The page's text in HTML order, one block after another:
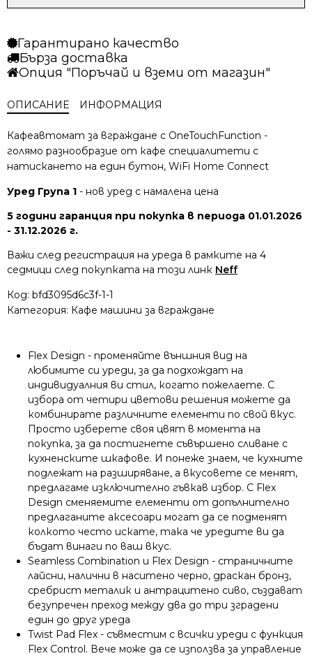
NEFF
CL9TX11Y0
Гарантирано качество
Бърза доставка
Опция "Поръчай и вземи от магазин"
ОПИСАНИЕ ИНФОРМАЦИЯ
Кафеавтомат за вграждане с OneTouchFunction -
голямо разнообразие от кафе специалитети с
натискането на един бутон, WiFi Home Connect
Уред Група 1 - нов уред с намалена цена
5 години гаранция при покупка в периода 01.01.2026
- 31.12.2026 г.
Важи след регистрация на уреда в рамките на 4
седмици след покупката на този линк Neff
Код: bfd3095d6c3f-1-1
Категория: Кафе машини за вграждане
Flex Design - променяйте външния вид на
любимите си уреди, за да подхождат на
индивидуалния ви стил, когато пожелаете. С
избора от четири цветови решения можете да
комбинирате различните елементи по свой вкус.
Просто изберете своя цвят в момента на
покупка, за да постигнете съвършено сливане с
кухненските шкафове. И понеже знаем, че кухните
подлежат на разширяване, а вкусовете се менят,
предлагаме изключително гъвкав избор. С Flex
Design сменяемите елементи от допълнително
предлаганите аксесоари могат да се подменят
колкото често искате, така че уредите ви да
бъдат винаги по ваш вкус.
Seamless Combination и Flex Design - страничните
лайсни, налични в наситено черно, драскан бронз,
сребрист металик и антрацитено сиво, създават
безупречен преход между два до три зградени
един до друг уреда
Twist Pad Flex - съвместим с всички уреди с функция
Flex Control. Вече може да се използва за управление